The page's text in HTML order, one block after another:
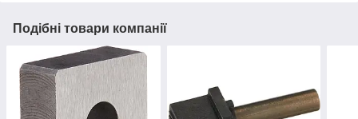
Подібні товари компанії